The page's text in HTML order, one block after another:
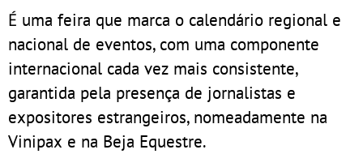
É uma feira que marca o calendário regional e
nacional de eventos, com uma componente
internacional cada vez mais consistente,
garantida pela presença de jornalistas e
expositores estrangeiros, nomeadamente na
Vinipax e na Beja Equestre.